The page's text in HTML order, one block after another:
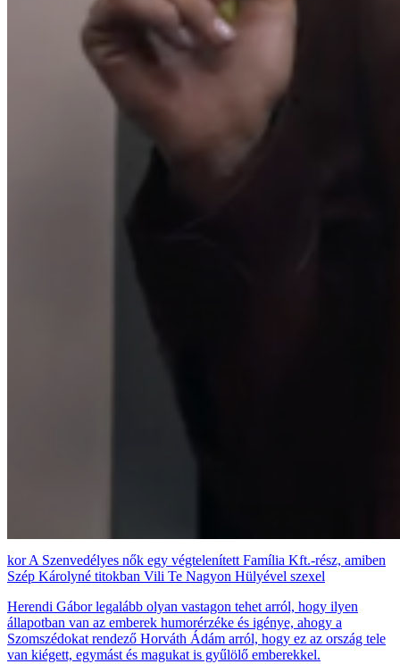
A Szenvedélyes nők egy végtelenített Família Kft.-rész, amiben
Szép Károlyné titokban Vili Te Nagyon Hülyével szexel
Herendi Gábor legalább olyan vastagon tehet arról, hogy ilyen
állapotban van az emberek humorérzéke és igénye, ahogy a
Szomszédokat rendező Horváth Ádám arról, hogy ez az ország tele
van kiégett, egymást és magukat is gyűlölő emberekkel.